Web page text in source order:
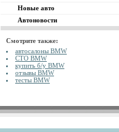
Новые авто
Автоновости
Смотрите также:
автосалоны BMW
СТО BMW
купить б/у BMW
отзывы BMW
тесты BMW